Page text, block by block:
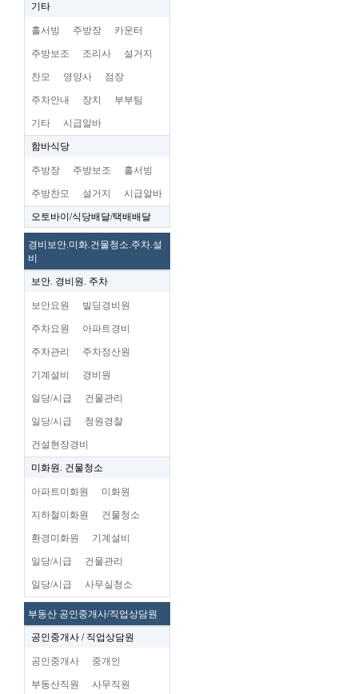
기타
홀서빙 주방장 카운터
주방보조 조리사 설거지
찬모 영양사 점장
주차안내 장치 부부팀
기타 시급알바
함바식당
주방장 주방보조 홀서빙
주방찬모 설거지 시급알바
오토바이/식당배달/택배배달
경비보안.미화.건물청소.주차.설
비
보안. 경비원. 주차
보안요원 빌딩경비원
주차요원 아파트경비
주차관리 주차정산원
기계설비 경비원
일당/시급 건물관리
일당/시급 청원경찰
건설현장경비
미화원. 건물청소
아파트미화원 미화원
지하철미화원 건물청소
환경미화원 기계설비
일당/시급 건물관리
일당/시급 사무실청소
부동산 공인중개사/직업상담원
공인중개사 / 직업상담원
공인중개사 중개인
부동산직원 사무직원